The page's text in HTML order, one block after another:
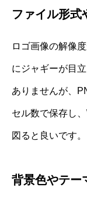
ファイル形式
ロゴ画像の解像
にジャギーが目
ありませんが、
セル数で保存し
図ると良いです。
背景色やテー